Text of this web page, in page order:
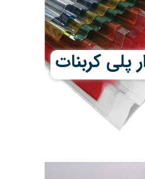
پلی کربنات